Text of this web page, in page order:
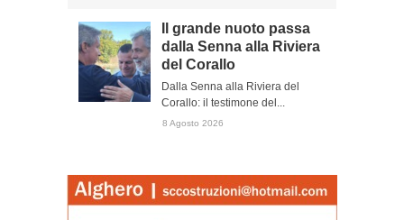
Il grande nuoto passa
dalla Senna alla Riviera
del Corallo
Dalla Senna alla Riviera del
Corallo: il testimone del...
8 Agosto 2026